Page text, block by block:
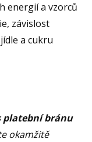
energií a vzorců
závislost
a cukru
platební bránu
okamžitě